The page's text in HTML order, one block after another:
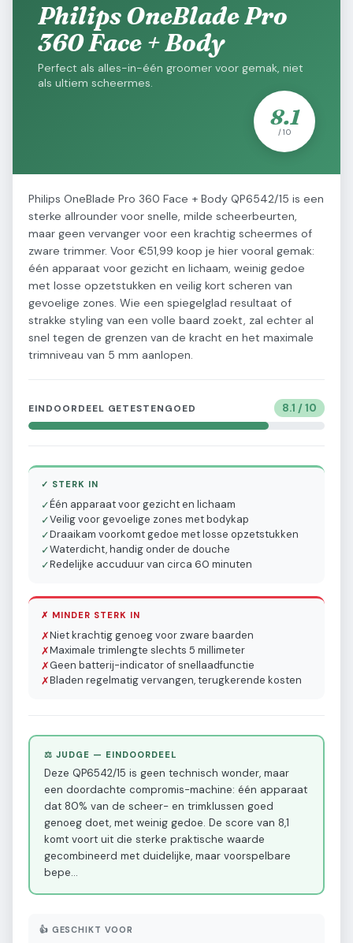
Philips OneBlade Pro
360 Face + Body
Perfect als alles-in-één groomer voor gemak, niet
als ultiem scheermes.
8.1
/ 10
Philips OneBlade Pro 360 Face + Body QP6542/15 is een
sterke allrounder voor snelle, milde scheerbeurten,
maar geen vervanger voor een krachtig scheermes of
zware trimmer. Voor €51,99 koop je hier vooral gemak:
één apparaat voor gezicht en lichaam, weinig gedoe
met losse opzetstukken en veilig kort scheren van
gevoelige zones. Wie een spiegelglad resultaat of
strakke styling van een volle baard zoekt, zal echter al
snel tegen de grenzen van de kracht en het maximale
trimniveau van 5 mm aanlopen.
EINDOORDEEL GETESTENGOED 8.1 / 10
✓ STERK IN
✓Één apparaat voor gezicht en lichaam
✓Veilig voor gevoelige zones met bodykap
✓Draaikam voorkomt gedoe met losse opzetstukken
✓Waterdicht, handig onder de douche
✓Redelijke accuduur van circa 60 minuten
✗ MINDER STERK IN
✗Niet krachtig genoeg voor zware baarden
✗Maximale trimlengte slechts 5 millimeter
✗Geen batterij-indicator of snellaadfunctie
✗Bladen regelmatig vervangen, terugkerende kosten
⚖️ JUDGE — EINDOORDEEL
Deze QP6542/15 is geen technisch wonder, maar
een doordachte compromis-machine: één apparaat
dat 80% van de scheer- en trimklussen goed
genoeg doet, met weinig gedoe. De score van 8,1
komt voort uit die sterke praktische waarde
gecombineerd met duidelijke, maar voorspelbare
bepe…
👍 GESCHIKT VOOR